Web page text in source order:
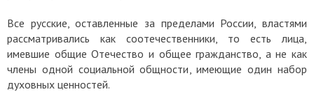
Все русские, оставленные за пределами России, властями
рассматривались как соотечественники, то есть лица,
имевшие общие Отечество и общее гражданство, а не как
члены одной социальной общности, имеющие один набор
духовных ценностей.